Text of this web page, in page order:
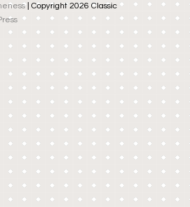
| Copyright 2026 Classic